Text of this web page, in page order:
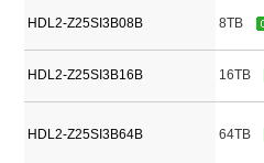
HDL2-Z25SI3B08B 8TB
HDL2-Z25SI3B16B 16TB
HDL2-Z25SI3B64B 64TB